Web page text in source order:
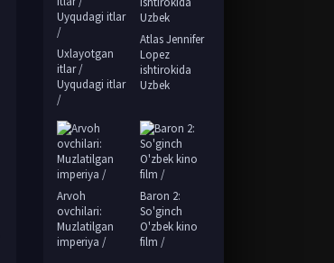
Uxlayotgan
itlar /
Uyqudagi itlar
/
Atlas Jennifer
Lopez
ishtirokida
Uzbek
Arvoh
ovchilari:
Muzlatilgan
imperiya /
Baron 2:
So'ginch
O'zbek kino
film /